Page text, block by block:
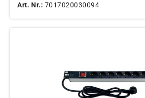
Art. Nr.: 7017020030094